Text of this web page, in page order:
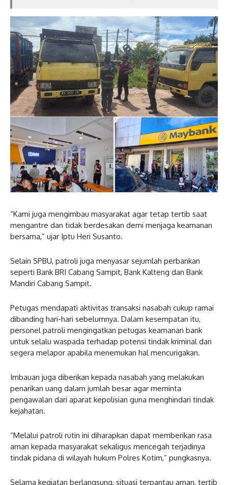
“Kami juga mengimbau masyarakat agar tetap tertib saat
mengantre dan tidak berdesakan demi menjaga keamanan
bersama,” ujar Iptu Heri Susanto.
Selain SPBU, patroli juga menyasar sejumlah perbankan
seperti Bank BRI Cabang Sampit, Bank Kalteng dan Bank
Mandiri Cabang Sampit.
Petugas mendapati aktivitas transaksi nasabah cukup ramai
dibanding hari-hari sebelumnya. Dalam kesempatan itu,
personel patroli mengingatkan petugas keamanan bank
untuk selalu waspada terhadap potensi tindak kriminal dan
segera melapor apabila menemukan hal mencurigakan.
Imbauan juga diberikan kepada nasabah yang melakukan
penarikan uang dalam jumlah besar agar meminta
pengawalan dari aparat kepolisian guna menghindari tindak
kejahatan.
“Melalui patroli rutin ini diharapkan dapat memberikan rasa
aman kepada masyarakat sekaligus mencegah terjadinya
tindak pidana di wilayah hukum Polres Kotim,” pungkasnya.
Selama kegiatan berlangsung, situasi terpantau aman, tertib